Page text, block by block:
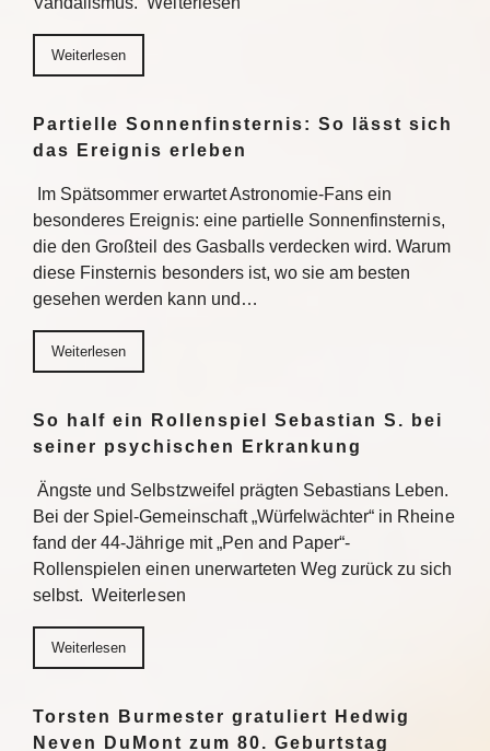
Weiterlesen
Partielle Sonnenfinsternis: So lässt sich
das Ereignis erleben
Im Spätsommer erwartet Astronomie-Fans ein
besonderes Ereignis: eine partielle Sonnenfinsternis,
die den Großteil des Gasballs verdecken wird. Warum
diese Finsternis besonders ist, wo sie am besten
gesehen werden kann und…
Weiterlesen
So half ein Rollenspiel Sebastian S. bei
seiner psychischen Erkrankung
Ängste und Selbstzweifel prägten Sebastians Leben.
Bei der Spiel-Gemeinschaft „Würfelwächter“ in Rheine
fand der 44-Jährige mit „Pen and Paper“-
Rollenspielen einen unerwarteten Weg zurück zu sich
selbst. Weiterlesen
Weiterlesen
Torsten Burmester gratuliert Hedwig
Neven DuMont zum 80. Geburtstag